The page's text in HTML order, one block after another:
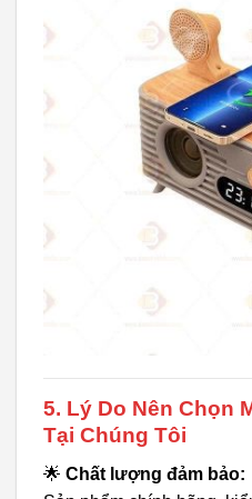
5. Lý Do Nên Chọn
Tại Chúng Tôi
🌟 Chất lượng đảm bảo: